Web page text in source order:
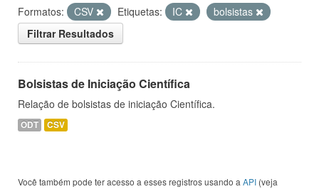
Formatos:
CSV Etiquetas: IC
bolsistas
Filtrar Resultados
Bolsistas de Iniciação Científica
Relação de bolsistas de iniciação Científica.
ODT CSV
Você também pode ter acesso a esses registros usando a API (veja